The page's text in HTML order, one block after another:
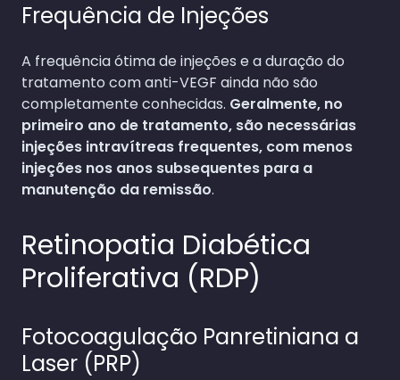
Frequência de Injeções
A frequência ótima de injeções e a duração do
tratamento com anti-VEGF ainda não são
completamente conhecidas. Geralmente, no
primeiro ano de tratamento, são necessárias
injeções intravítreas frequentes, com menos
injeções nos anos subsequentes para a
manutenção da remissão.
Retinopatia Diabética
Proliferativa (RDP)
Fotocoagulação Panretiniana a
Laser (PRP)